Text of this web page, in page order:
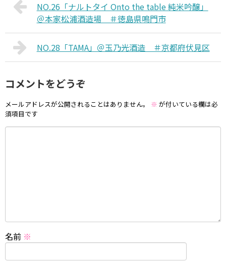
NO.26「ナルトタイ Onto the table 純米吟醸」
＠本家松浦酒造場 ＃徳島県鳴門市
NO.28「TAMA」＠玉乃光酒造 ＃京都府伏見区
コメントをどうぞ
メールアドレスが公開されることはありません。 ※ が付いている欄は必
須項目です
名前 ※